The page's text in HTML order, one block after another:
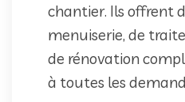
chantier. Ils offrent
menuiserie, de
de rénovation
à toutes les